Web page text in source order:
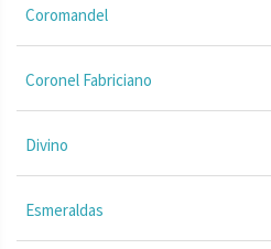
Coromandel
Coronel Fabriciano
Divino
Esmeraldas